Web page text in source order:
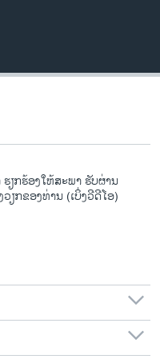
ຽກຮ້ອງໃຫ້ສະພາ ຮັບຜ່ານ
ຽກຂອງທ່ານ (ເບິ່ງວີດີໂອ)